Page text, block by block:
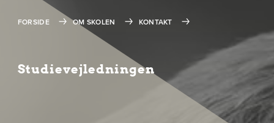
FORSIDE OM SKOLEN KONTAKT
Studie­vejledningen